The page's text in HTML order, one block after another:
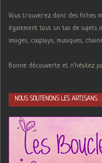
Vous trouverez donc des fiches
également tout un tas de sujets
images, cosplays, musiques,
Bonne découverte et n'hésitez
NOUS SOUTENONS LES ARTISANS :